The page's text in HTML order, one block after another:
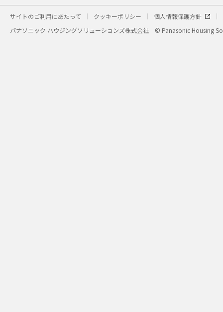
サイトのご利用にあたって クッキーポリシー
個人情報保護方針
パナソニック ハウジングソリューションズ株式会社
© Panasonic Housing